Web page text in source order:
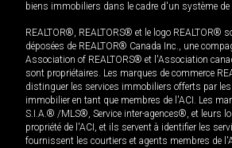
biens immobiliers dans le cadre d'un système de
REALTOR®, REALTORS® et le logo REALTOR®
déposées de REALTOR® Canada Inc., une
Association of REALTORS® et l'Association
sont propriétaires. Les marques de commerce
distinguer les services immobiliers offerts par
immobilier en tant que membres de l'ACI. Les
S.I.A.® /MLS®, Service inter-agences®, et leurs
propriété de l'ACI, et ils servent à identifier les
fournissent les courtiers et agents membres de